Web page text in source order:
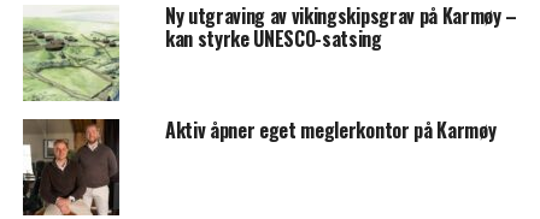
Ny utgraving av vikingskipsgrav på Karmøy –
kan styrke UNESCO-satsing
Aktiv åpner eget meglerkontor på Karmøy